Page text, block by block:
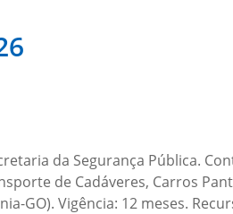
da Segurança Pública.
de Cadáveres, Carros
GO). Vigência: 12 meses.